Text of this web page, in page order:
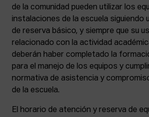
de la comunidad pueden utilizar los
instalaciones de la escuela siguiendo
de reserva básico, y siempre que su
relacionado con la actividad
deberán haber completado la
para el manejo de los equipos y
normativa de asistencia y
de la escuela.
El horario de atención y reserva de